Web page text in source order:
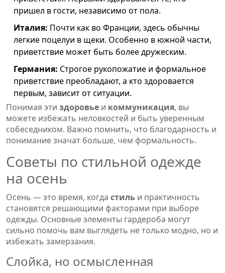
пришел в гости, независимо от пола.
Италия: Почти как во Франции, здесь обычны
легкие поцелуи в щеки. Особенно в южной части,
приветствие может быть более дружеским.
Германия: Строгое рукопожатие и формальное
приветствие преобладают, а кто здоровается
первым, зависит от ситуации.
Понимая эти здоровье и коммуникация, вы
можете избежать неловкостей и быть уверенным
собеседником. Важно помнить, что благодарность и
понимание значат больше, чем формальность.
Советы по стильной одежде
на осень
Осень — это время, когда стиль и практичность
становятся решающими факторами при выборе
одежды. Основные элементы гардероба могут
сильно помочь вам выглядеть не только модно, но и
избежать замерзания.
Слойка, но осмысленная